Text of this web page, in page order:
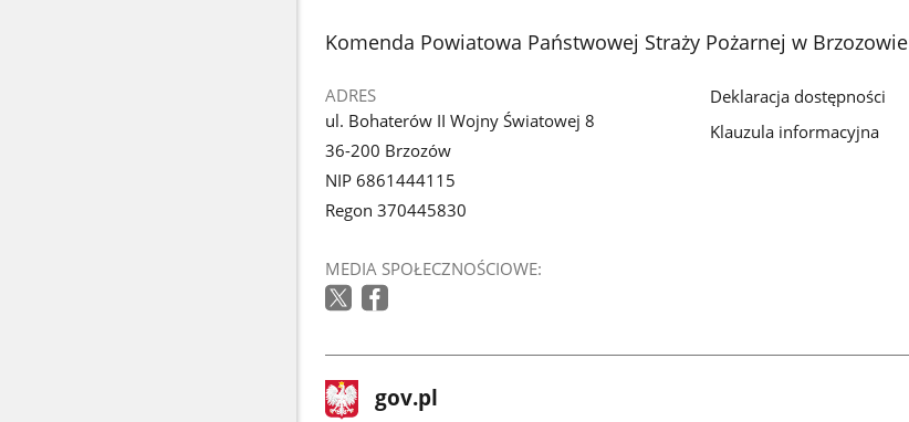
stopka
Komenda Powiatowa Państwowej Straży Pożarnej w Brzozowie
ADRES
ul. Bohaterów II Wojny Światowej 8
36-200 Brzozów
NIP 6861444115
Regon 370445830
MEDIA SPOŁECZNOŚCIOWE:
Deklaracja dostępności
Klauzula informacyjna
stopka
gov.pl Strona
gov.pl